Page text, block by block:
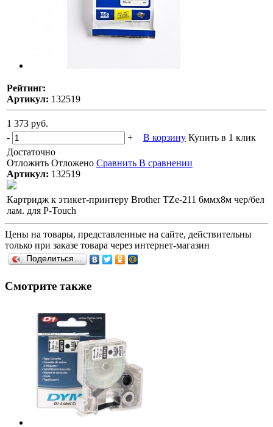
Рейтинг:
Артикул: 132519
1 373 руб.
-
+ В корзину Купить в 1 клик
Достаточно
Отложить Отложено Сравнить В сравнении
Артикул: 132519
Картридж к этикет-принтеру Brother TZe-211 6ммх8м чер/бел
лам. для P-Touch
Цены на товары, представленные на сайте, действительны
только при заказе товара через интернет-магазин
Поделиться…
Смотрите также